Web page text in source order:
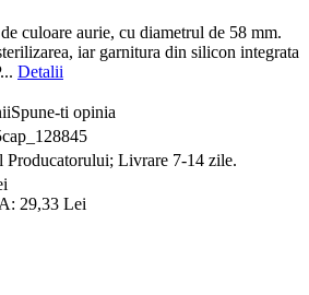
culoare aurie, cu diametrul de 58 mm.
iar garnitura din silicon integrata
Detalii
Spune-ti opinia
Producatorului; Livrare 7-14 zile.
29,33 Lei